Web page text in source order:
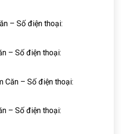
– Số điện thoại:
– Số điện thoại:
Căn – Số điện thoại:
– Số điện thoại: